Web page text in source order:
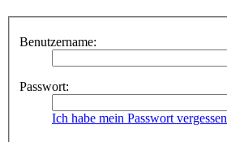
Benutzername:
Passwort:
Ich habe mein Passwort vergessen